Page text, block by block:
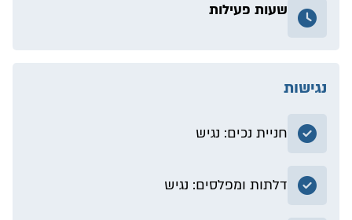
שעות פעילות
נגישות
חניית נכים: נגיש
דלתות ומפלסים: נגיש